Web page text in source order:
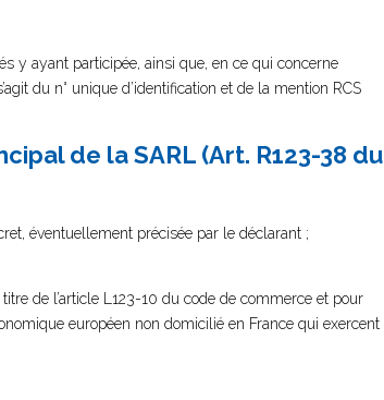
y ayant participée, ainsi que, en ce qui concerne
du n° unique d’identification et de la mention RCS
de la SARL (Art. R123-38 du
éventuellement précisée par le déclarant ;
de l’article L123-10 du code de commerce et pour
européen non domicilié en France qui exercent